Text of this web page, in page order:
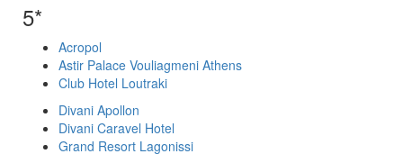
5*
Acropol
Astir Palace Vouliagmeni Athens
Club Hotel Loutraki
Divani Apollon
Divani Caravel Hotel
Grand Resort Lagonissi